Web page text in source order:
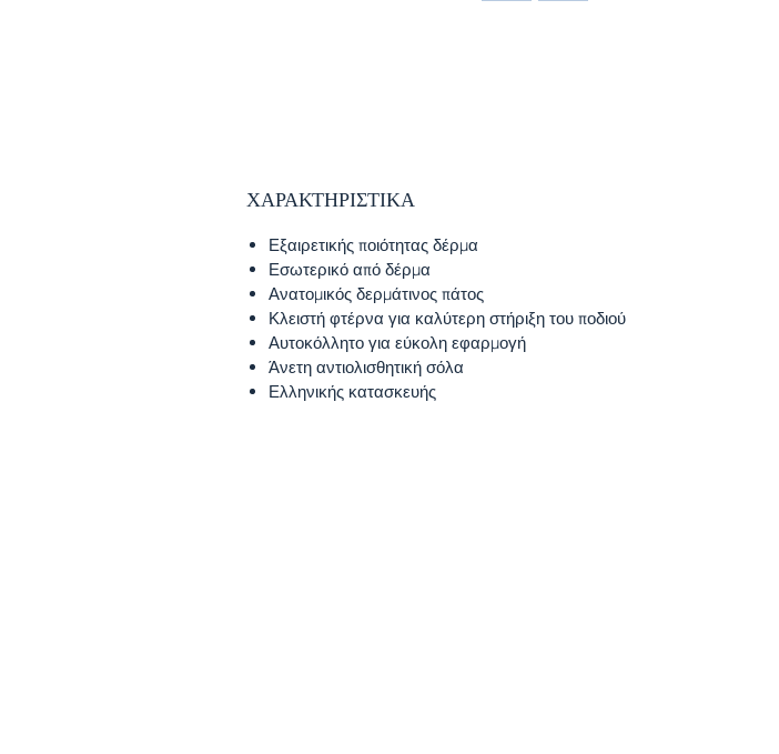
ΧΑΡΑΚΤΗΡΙΣΤΙΚΑ
Εξαιρετικής ποιότητας δέρμα
Εσωτερικό από δέρμα
Ανατομικός δερμάτινος πάτος
Κλειστή φτέρνα για καλύτερη στήριξη του ποδιού
Αυτοκόλλητο για εύκολη εφαρμογή
Άνετη αντιολισθητική σόλα
Ελληνικής κατασκευής